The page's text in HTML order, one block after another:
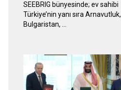
SEEBRIG bünyesinde; ev sahibi
Türkiye’nin yanı sıra Arnavutluk,
Bulgaristan, …